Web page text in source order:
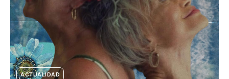
ACTUALIDAD